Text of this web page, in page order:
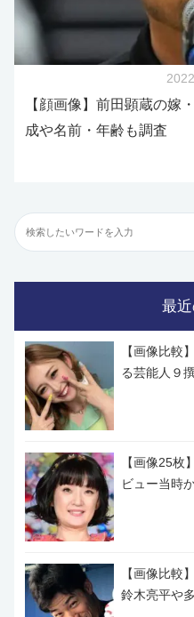
【顔画像】前田顕蔵の嫁
成や名前・年齢も調査
最
【画像比較
る芸能人９
【画像25枚
ビュー当時
【画像比較
鈴木亮平や